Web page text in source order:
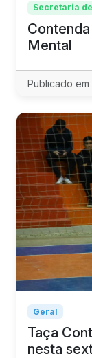
Secretaria
Mental
Publicado
Geral
Taça
nesta